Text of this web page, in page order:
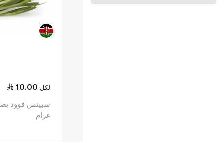
10.00 لكل
غرام